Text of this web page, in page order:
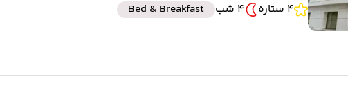
4 ستاره
4 شب Bed & Breakfast